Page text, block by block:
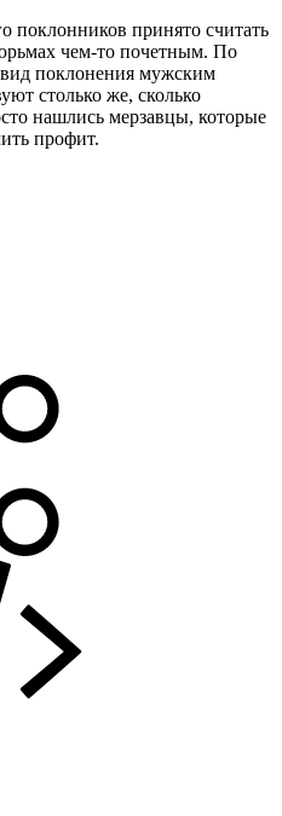
поклонников принято считать
чем-то почетным. По
поклонения мужским
столько же, сколько
нашлись мерзавцы, которые
профит.